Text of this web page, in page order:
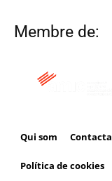
Membre de:
Qui som Contacta
Política de cookies